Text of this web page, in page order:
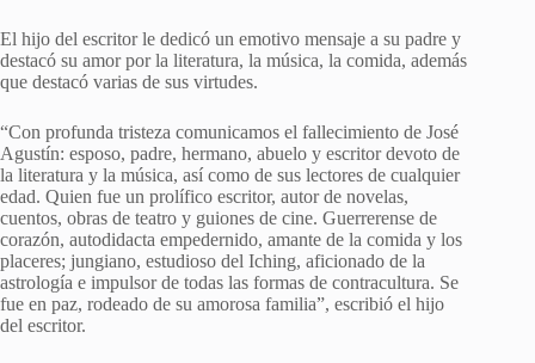
El hijo del escritor le dedicó un emotivo mensaje a su padre y
destacó su amor por la literatura, la música, la comida, además
que destacó varias de sus virtudes.
“Con profunda tristeza comunicamos el fallecimiento de José
Agustín: esposo, padre, hermano, abuelo y escritor devoto de
la literatura y la música, así como de sus lectores de cualquier
edad. Quien fue un prolífico escritor, autor de novelas,
cuentos, obras de teatro y guiones de cine. Guerrerense de
corazón, autodidacta empedernido, amante de la comida y los
placeres; jungiano, estudioso del Iching, aficionado de la
astrología e impulsor de todas las formas de contracultura. Se
fue en paz, rodeado de su amorosa familia”, escribió el hijo
del escritor.